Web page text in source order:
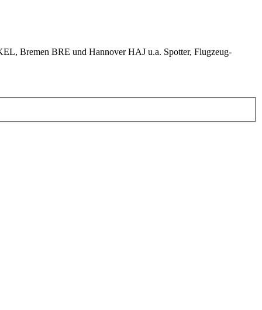
Bremen BRE und Hannover HAJ u.a. Spotter, Flugzeug-